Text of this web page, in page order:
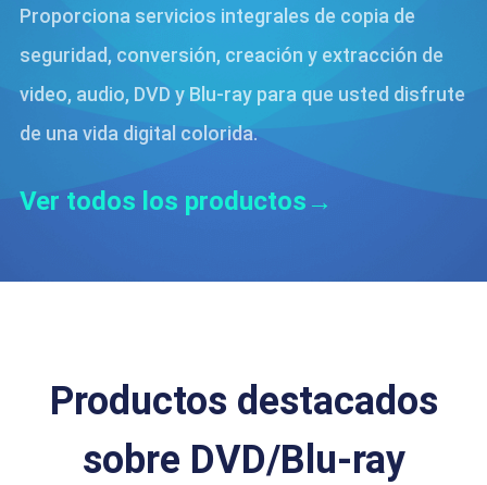
Proporciona servicios integrales de copia de
seguridad, conversión, creación y extracción de
video, audio, DVD y Blu-ray para que usted disfrute
de una vida digital colorida.
Ver todos los productos→
Productos destacados
sobre DVD/Blu-ray